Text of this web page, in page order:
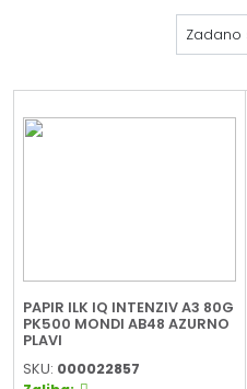
PAPIR ILK IQ INTENZIV A3 80G
PK500 MONDI AB48 AZURNO
PLAVI
SKU: 000022857